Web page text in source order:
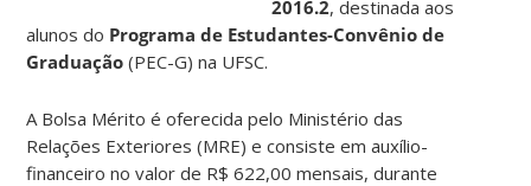
2016.2, destinada aos
alunos do Programa de Estudantes-Convênio de
Graduação (PEC-G) na UFSC.
A Bolsa Mérito é oferecida pelo Ministério das
Relações Exteriores (MRE) e consiste em auxílio-
financeiro no valor de R$ 622,00 mensais, durante